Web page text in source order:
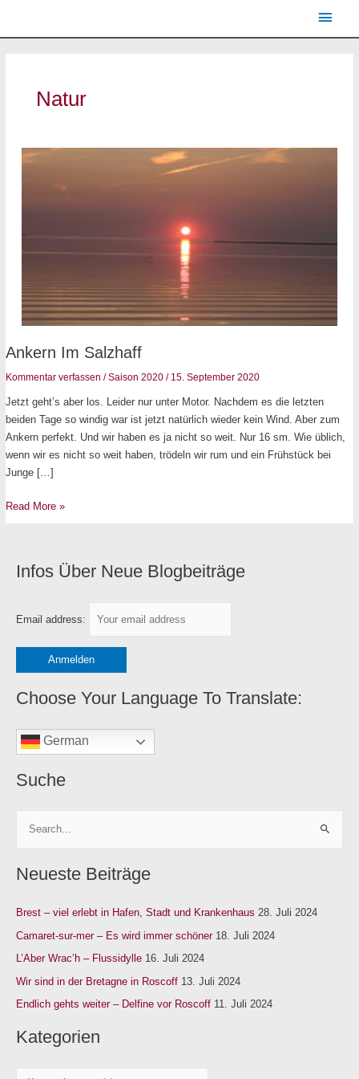
Natur
Ankern Im Salzhaff
Kommentar verfassen /Saison 2020/ 15. September 2020
Jetzt geht’s aber los. Leider nur unter Motor. Nachdem es die letzten
beiden Tage so windig war ist jetzt natürlich wieder kein Wind. Aber zum
Ankern perfekt. Und wir haben es ja nicht so weit. Nur 16 sm. Wie üblich,
wenn wir es nicht so weit haben, trödeln wir rum und ein Frühstück bei
Junge […]
Ankern
Salzhaff
Read More »
Infos Über Neue Blogbeiträge
Email address:
Choose Your Language To Translate:
German
Suche
c
e
n
n
:
Neueste Beiträge
Brest – viel erlebt in Hafen, Stadt und Krankenhaus 28. Juli 2024
Camaret-sur-mer – Es wird immer schöner 18. Juli 2024
L’Aber Wrac’h – Flussidylle 16. Juli 2024
Wir sind in der Bretagne in Roscoff 13. Juli 2024
Endlich gehts weiter – Delfine vor Roscoff 11. Juli 2024
Kategorien
K
g
e